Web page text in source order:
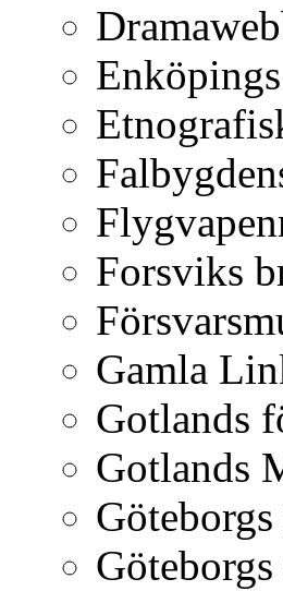
Forsviks
Gamla
Gotlands
Gotlands